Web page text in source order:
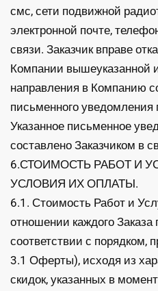
смс, сети подвижной
электронной почте,
связи. Заказчик вправе
Компании вышеуказанной
направления в Компанию
письменного уведомления
Указанное письменное
составлено Заказчиком в
6.СТОИМОСТЬ РАБОТ И
УСЛОВИЯ ИХ ОПЛАТЫ.
6.1. Стоимость Работ и
отношении каждого
соответствии с порядком,
3.1 Оферты), исходя из
скидок, указанных в